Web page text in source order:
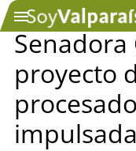
SOYTV
Podcast
proyecto